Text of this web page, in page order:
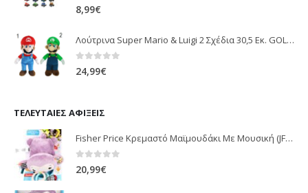
0 out of 5
8,99€
Λούτρινα Super Mario & Luigi 2 Σχέδια 30,5 Εκ. GOL13769
0 out of 5
24,99€
ΤΕΛΕΥΤΑΊΕΣ ΑΦΊΞΕΙΣ
Fisher Price Κρεμαστό Μαϊμουδάκι Με Μουσική (JFF02)
0 out of 5
20,99€